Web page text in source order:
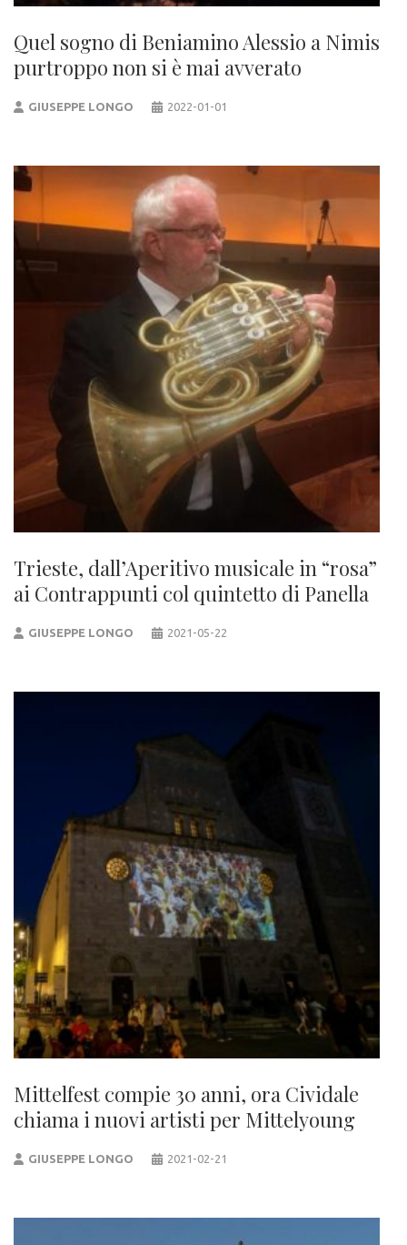
Quel sogno di Beniamino Alessio a Nimis
purtroppo non si è mai avverato
GIUSEPPE LONGO 2022-01-01
Trieste, dall’Aperitivo musicale in “rosa”
ai Contrappunti col quintetto di Panella
GIUSEPPE LONGO 2021-05-22
Mittelfest compie 30 anni, ora Cividale
chiama i nuovi artisti per Mittelyoung
GIUSEPPE LONGO 2021-02-21